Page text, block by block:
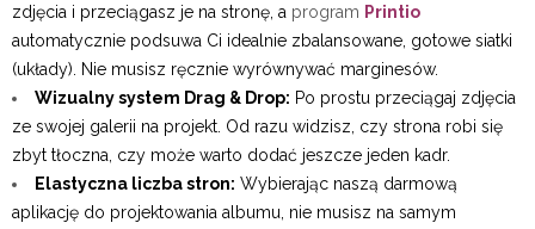
zdjęcia i przeciągasz je na stronę, a program Printio
automatycznie podsuwa Ci idealnie zbalansowane, gotowe siatki
(układy). Nie musisz ręcznie wyrównywać marginesów.
Wizualny system Drag & Drop: Po prostu przeciągaj zdjęcia
ze swojej galerii na projekt. Od razu widzisz, czy strona robi się
zbyt tłoczna, czy może warto dodać jeszcze jeden kadr.
Elastyczna liczba stron: Wybierając naszą darmową
aplikację do projektowania albumu, nie musisz na samym